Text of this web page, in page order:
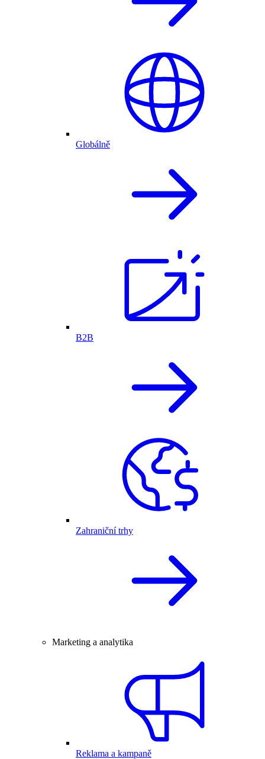
Globálně
B2B
Zahraniční trhy
Marketing a analytika
Reklama a kampaně